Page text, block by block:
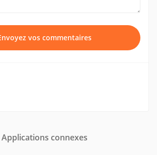
vos commentaires
Applications connexes